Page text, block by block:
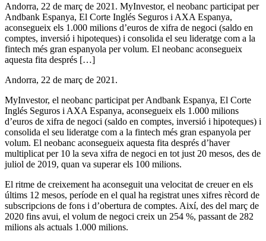
Andorra, 22 de març de 2021. MyInvestor, el neobanc participat per
Andbank Espanya, El Corte Inglés Seguros i AXA Espanya,
aconsegueix els 1.000 milions d’euros de xifra de negoci (saldo en
comptes, inversió i hipoteques) i consolida el seu lideratge com a la
fintech més gran espanyola per volum. El neobanc aconsegueix
aquesta fita després […]
Andorra, 22 de març de 2021.
MyInvestor, el neobanc participat per Andbank Espanya, El Corte
Inglés Seguros i AXA Espanya, aconsegueix els 1.000 milions
d’euros de xifra de negoci (saldo en comptes, inversió i hipoteques) i
consolida el seu lideratge com a la fintech més gran espanyola per
volum. El neobanc aconsegueix aquesta fita després d’haver
multiplicat per 10 la seva xifra de negoci en tot just 20 mesos, des de
juliol de 2019, quan va superar els 100 milions.
El ritme de creixement ha aconseguit una velocitat de creuer en els
últims 12 mesos, període en el qual ha registrat unes xifres rècord de
subscripcions de fons i d’obertura de comptes. Així, des del març de
2020 fins avui, el volum de negoci creix un 254 %, passant de 282
milions als actuals 1.000 milions.